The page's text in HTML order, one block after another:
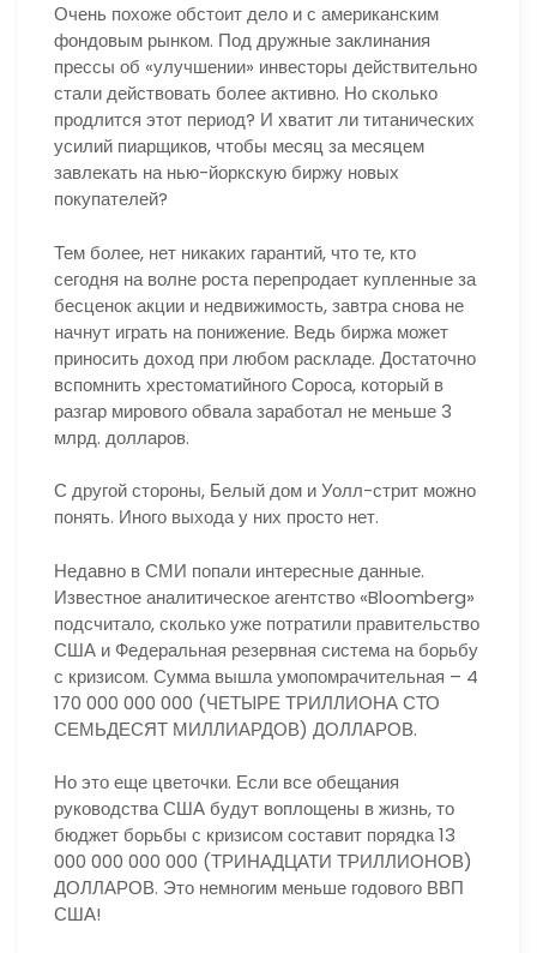
Очень похоже обстоит дело и с американским
фондовым рынком. Под дружные заклинания
прессы об «улучшении» инвесторы действительно
стали действовать более активно. Но сколько
продлится этот период? И хватит ли титанических
усилий пиарщиков, чтобы месяц за месяцем
завлекать на нью-йоркскую биржу новых
покупателей?
Тем более, нет никаких гарантий, что те, кто
сегодня на волне роста перепродает купленные за
бесценок акции и недвижимость, завтра снова не
начнут играть на понижение. Ведь биржа может
приносить доход при любом раскладе. Достаточно
вспомнить хрестоматийного Сороса, который в
разгар мирового обвала заработал не меньше 3
млрд. долларов.
С другой стороны, Белый дом и Уолл-стрит можно
понять. Иного выхода у них просто нет.
Недавно в СМИ попали интересные данные.
Известное аналитическое агентство «Bloomberg»
подсчитало, сколько уже потратили правительство
США и Федеральная резервная система на борьбу
с кризисом. Сумма вышла умопомрачительная – 4
170 000 000 000 (ЧЕТЫРЕ ТРИЛЛИОНА СТО
СЕМЬДЕСЯТ МИЛЛИАРДОВ) ДОЛЛАРОВ.
Но это еще цветочки. Если все обещания
руководства США будут воплощены в жизнь, то
бюджет борьбы с кризисом составит порядка 13
000 000 000 000 (ТРИНАДЦАТИ ТРИЛЛИОНОВ)
ДОЛЛАРОВ. Это немногим меньше годового ВВП
США!